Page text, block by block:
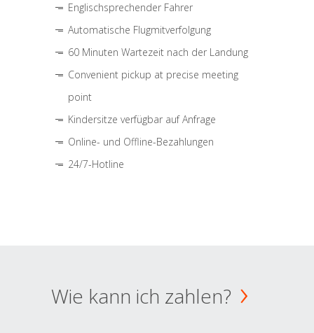
Englischsprechender Fahrer
Automatische Flugmitverfolgung
60 Minuten Wartezeit nach der Landung
Convenient pickup at precise meeting
point
Kindersitze verfügbar auf Anfrage
Online- und Offline-Bezahlungen
24/7-Hotline
Wie kann ich zahlen?